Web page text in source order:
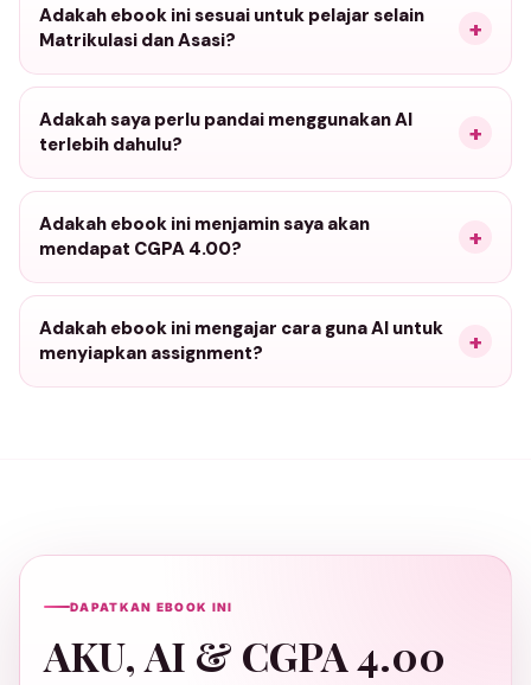
Adakah ebook ini sesuai untuk pelajar selain
Matrikulasi dan Asasi?
Adakah saya perlu pandai menggunakan AI
terlebih dahulu?
Adakah ebook ini menjamin saya akan
mendapat CGPA 4.00?
Adakah ebook ini mengajar cara guna AI untuk
menyiapkan assignment?
DAPATKAN EBOOK INI
AKU, AI & CGPA 4.00